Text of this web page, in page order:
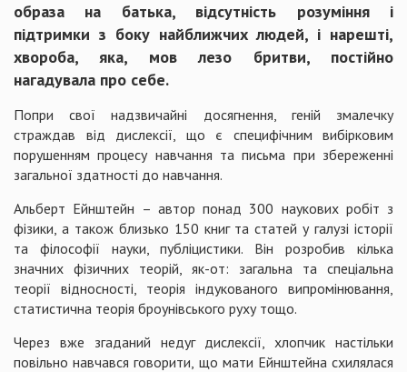
образа на батька, відсутність розуміння і
підтримки з боку найближчих людей, і нарешті,
хвороба, яка, мов лезо бритви, постійно
нагадувала про себе.
Попри свої надзвичайні досягнення, геній змалечку
страждав від дислексії, що є специфічним вибірковим
порушенням процесу навчання та письма при збереженні
загальної здатності до навчання.
Альберт Ейнштейн – автор понад 300 наукових робіт з
фізики, а також близько 150 книг та статей у галузі історії
та філософії науки, публіцистики. Він розробив кілька
значних фізичних теорій, як-от: загальна та спеціальна
теорії відносності, теорія індукованого випромінювання,
статистична теорія броунівського руху тощо.
Через вже згаданий недуг дислексії, хлопчик настільки
повільно навчався говорити, що мати Ейнштейна схилялася